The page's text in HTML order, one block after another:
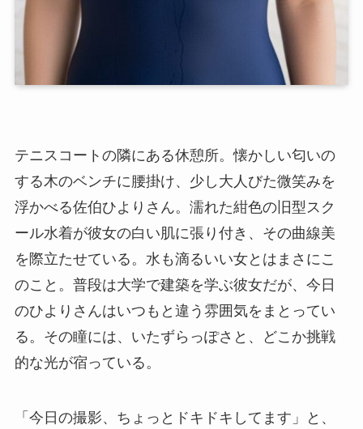
テニスコートの隣にある休憩所。懐かしい匂いの
する木のベンチに腰掛け、少し大人びた微笑みを
浮かべる佐伯ひよりさん。濡れた紺色の旧型スク
ール水着が彼女の白い肌に張り付き、その曲線美
を際立たせている。水も滴るいい女とはまさにこ
のこと。普段は大学で建築を学ぶ彼女だが、今日
のひよりさんはいつもと違う雰囲気をまとってい
る。その瞳には、いたずらっぽさと、どこか挑戦
的な光が宿っている。
「今日の撮影、ちょっとドキドキしてます」と、